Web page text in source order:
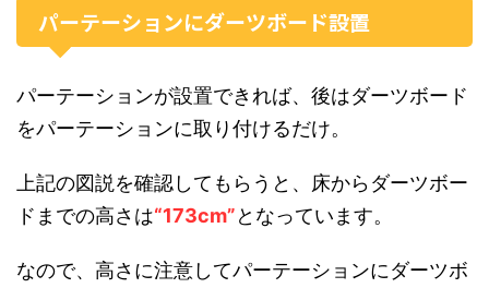
パーテーションにダーツボード設置
パーテーションが設置できれば、後はダーツボード
をパーテーションに取り付けるだけ。
上記の図説を確認してもらうと、床からダーツボー
ドまでの高さは“173cm”となっています。
なので、高さに注意してパーテーションにダーツボ